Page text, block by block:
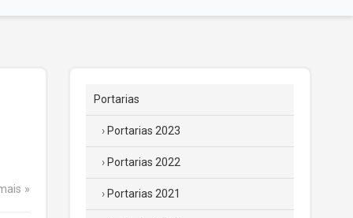
Portarias
Portarias 2023
Portarias 2022
Portarias 2021